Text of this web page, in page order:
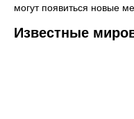
могут появиться новые
Известные